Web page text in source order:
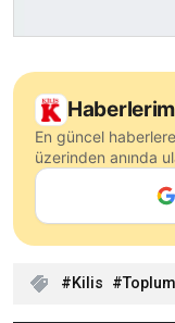
En güncel
üzerinden anında
Kilis